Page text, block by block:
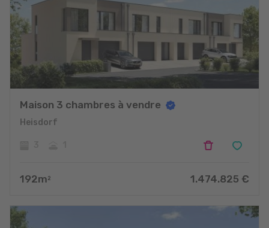
Maison 3 chambres à vendre
Heisdorf
192m 2 1.474.825 €